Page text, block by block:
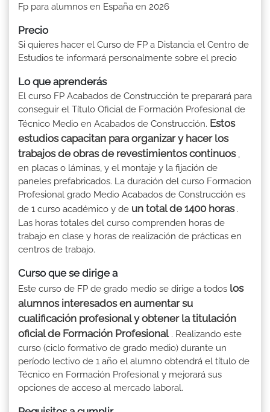
Fp para alumnos en España en 2026
Precio
Si quieres hacer el Curso de FP a Distancia el Centro de
Estudios te informará personalmente sobre el precio
Lo que aprenderás
El curso FP Acabados de Construcción te preparará para
conseguir el Título Oficial de Formación Profesional de
Técnico Medio en Acabados de Construcción. Estos
estudios capacitan para organizar y hacer los
trabajos de obras de revestimientos continuos,
en placas o láminas, y el montaje y la fijación de
paneles prefabricados. La duración del curso Formacion
Profesional grado Medio Acabados de Construcción es
de 1 curso académico y de un total de 1400 horas.
Las horas totales del curso comprenden horas de
trabajo en clase y horas de realización de prácticas en
centros de trabajo.
Curso que se dirige a
Este curso de FP de grado medio se dirige a todos los
alumnos interesados en aumentar su
cualificación profesional y obtener la titulación
oficial de Formación Profesional. Realizando este
curso (ciclo formativo de grado medio) durante un
período lectivo de 1 año el alumno obtendrá el título de
Técnico en Formación Profesional y mejorará sus
opciones de acceso al mercado laboral.